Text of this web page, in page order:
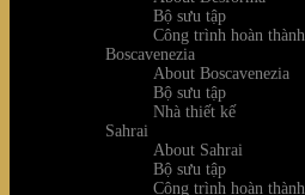
Bộ sưu tập
Công trình hoàn thành
Boscavenezia
About Boscavenezia
Bộ sưu tập
Nhà thiết kế
Sahrai
About Sahrai
Bộ sưu tập
Công trình hoàn thành